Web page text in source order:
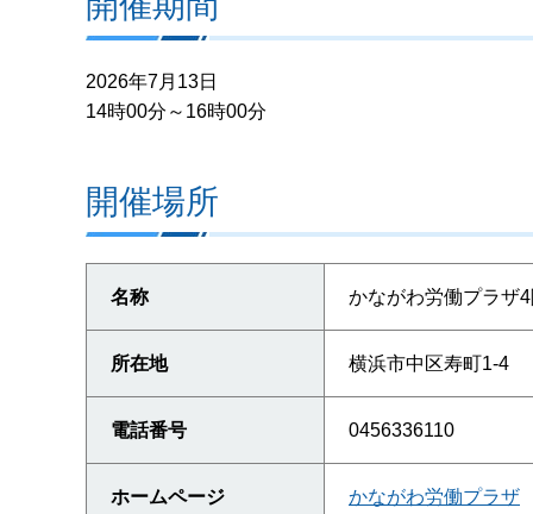
2026年7月13日
14時00分～16時00分
開催場所
名称 かながわ労働プラザ
所在地 横浜市中区寿町1-4
電話番号 0456336110
ホームページ かながわ労働プラザ